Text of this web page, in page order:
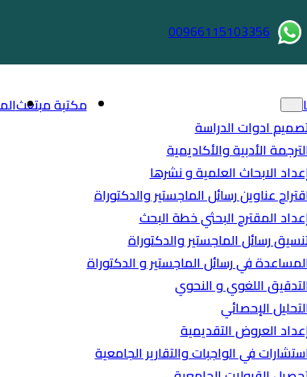
00966115103356
ادوات الدراسة
الأدبية والأكاديمية
الابحاث العلمية و نشرها
عناوين رسائل الماجستير والدكتوراة
المقترح البحثي خطة البحث
رسائل الماجستير والدكتوراة
في رسائل الماجستير و الدكتوراة
اللغوي و النحوي
الإحصائي
العروض التقديمية
في الواجبات والتقارير الجامعية
مكتبة مبتعث